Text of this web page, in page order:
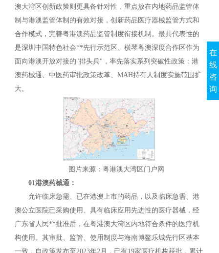
澳大湾区创新政策则更具备针对性，重点放在内地药品监管体
制与港澳监管体制的有效对接，创新药品医疗器械监管方式和
合作模式，完善粤港澳药品监管制度衔接机制。最具代表性的
是深圳中国特色社会**先行示范区、横琴粤澳深度合作区作为
面向港澳开放对接的"排头兵"，率先落实系列突破性政策：港
澳药械通、中医药审批政策改革、MAH持有人制度实施范围扩
大。
图片来源：粤港澳大湾区门户网
01港澳药械通：
允许临床急需、已在港澳上市的药品，以及临床急需、港
澳公立医院已采购使用、具有临床应用先进性的医疗器械，经
广东省人民**批准后，在粤港澳大湾区内地符合条件的医疗机
构使用。其审批、监管、使用制度与海南博鳌乐城先行区基本
一致，自政策发布至2023年2月，已有19家医疗机构获批，累计
在
线
咨
询